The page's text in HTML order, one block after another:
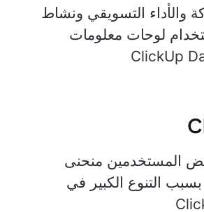
والأداء التسويقي ونشاط
لوحات معلومات
ClickUp
المستخدمين منحنى
التنوع الكبير في